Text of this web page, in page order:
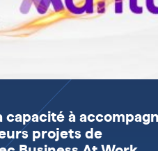
à
projets de